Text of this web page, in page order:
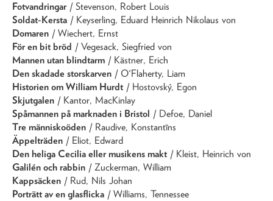
Fotvandringar / Stevenson, Robert Louis
Soldat-Kersta / Keyserling, Eduard Heinrich Nikolaus von
Domaren / Wiechert, Ernst
För en bit bröd / Vegesack, Siegfried von
Mannen utan blindtarm / Kästner, Erich
Den skadade storskarven / O'Flaherty, Liam
Historien om William Hurdt / Hostovský, Egon
Skjutgalen / Kantor, MacKinlay
Spåmannen på marknaden i Bristol / Defoe, Daniel
Tre människoöden / Raudive, Konstantīns
Äppelträden / Eliot, Edward
Den heliga Cecilia eller musikens makt / Kleist, Heinrich von
Galilén och rabbin / Zuckerman, William
Kappsäcken / Rud, Nils Johan
Porträtt av en glasflicka / Williams, Tennessee